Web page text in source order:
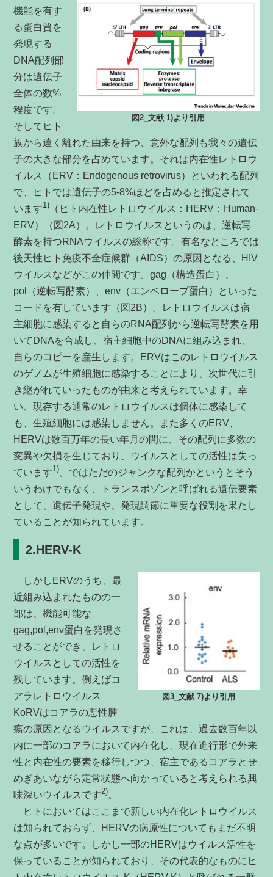
図2_文献 1)より引用
機能を有す
る蛋白質を
発現する
DNA配列部
分は遺伝子
全体の数%
程度です。
そしてヒト
族から遠く離れた由来を持つ、意外な配列も我々の遺伝
子の大きな部分を占めています。それは内在性レトロウ
イルス（ERV：Endogenous retrovirus）といわれる配列
で、ヒトでは遺伝子の5-8%ほどを占めると推定されて
います1) （ヒト内在性レトロウイルス：HERV：Human-
ERV）（図2A）。レトロウイルスというのは、逆転写
酵素を持つRNAウイルスの総称です。有名なところでは
後天性ヒト免疫不全症候群（AIDS）の原因となる、HIV
ウイルスなどがこの仲間です。gag（構造蛋白）、
pol（逆転写酵素）、env（エンベロープ蛋白）といった
コードを有しています（図2B）。レトロウイルスは宿
主細胞に感染すると自らのRNA配列から逆転写酵素を用
いてDNAを合成し、宿主細胞中のDNAに組み込まれ、
自らのコピーを産生します。ERVはこのレトロウイルス
のゲノムが生殖細胞に感染することにより、次世代に引
き継がれていったものが由来と考えられています。幸
い、現存する通常のレトロウイルスは個体に感染して
も、生殖細胞には感染しません。また多くのERV、
HERVは数百万年の長い年月の間に、その配列に多数の
変異や欠損を生じており、ウイルスとしての活性は失っ
ています1)。ではただのジャンクな配列かというとそう
いうわけでもなく、トランスポゾンと呼ばれる遺伝要素
として、遺伝子発現や、発現調節に重要な役割を果たし
ていることが知られています。
2.HERV-K
図3_文献 7)より引用
しかしERVのうち、最
近組み込まれたものの一
部は、機能可能な
gag,pol,env蛋白を発現さ
せることができ、レトロ
ウイルスとしての活性を
残しています。例えばコ
アラレトロウイルス
KoRVはコアラの悪性腫
瘍の原因となるウイルスですが、これは、過去数百年以
内に一部のコアラにおいて内在化し、現在進行形で外来
性と内在性の要素を移行しつつ、宿主であるコアラとせ
めぎあいながら定常状態へ向かっていると考えられる興
味深いウイルスです2)。
ヒトにおいてはここまで新しい内在化レトロウイルス
は知られておらず、HERVの病原性についてもまだ不明
な点が多いです。しかし一部のHERVはウイルス活性を
保っていることが知られており、その代表的なものにヒ